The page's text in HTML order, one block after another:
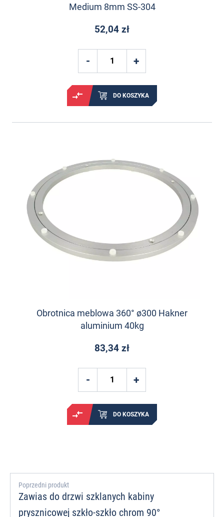
Medium 8mm SS-304
52,04 zł
DO KOSZYKA
Obrotnica meblowa 360° ø300 Hakner
aluminium 40kg
83,34 zł
DO KOSZYKA
Poprzedni produkt
Zawias do drzwi szklanych kabiny
prysznicowej szkło-szkło chrom 90°